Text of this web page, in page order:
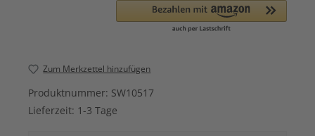
Zum Merkzettel hinzufügen
Produktnummer: SW10517
Lieferzeit: 1-3 Tage